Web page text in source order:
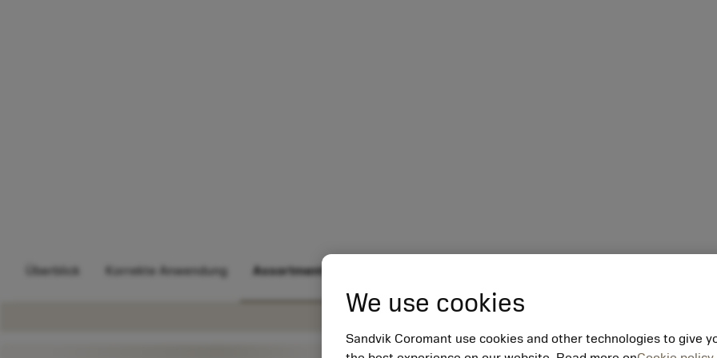
Überblick Korrekte Anwendung Assortment
We use cookies
Sandvik Coromant use cookies and other technologies to give